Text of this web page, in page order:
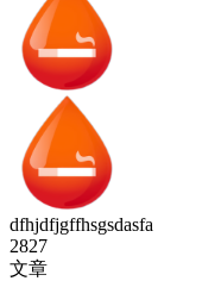
dfhjdfjgffhsgsdasfa
2827
文章